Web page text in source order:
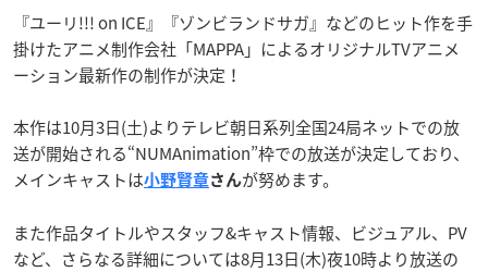
『ユーリ!!! on ICE』『ゾンビランドサガ』などのヒット作を手
掛けたアニメ制作会社「MAPPA」によるオリジナルTVアニメ
ーション最新作の制作が決定！
本作は10月3日(土)よりテレビ朝日系列全国24局ネットでの放
送が開始される“NUMAnimation”枠での放送が決定しており、
メインキャストは小野賢章さんが努めます。
また作品タイトルやスタッフ&キャスト情報、ビジュアル、PV
など、さらなる詳細については8月13日(木)夜10時より放送の